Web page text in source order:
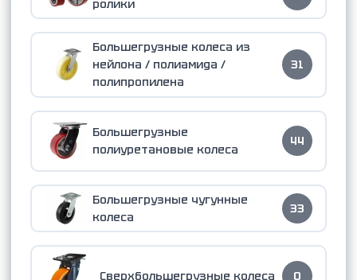
ролики
Большегрузные колеса из
нейлона / полиамида /
полипропилена
31
Большегрузные
полиуретановые колеса
44
Большегрузные чугунные
колеса
33
Сверхбольшегрузные колеса 0